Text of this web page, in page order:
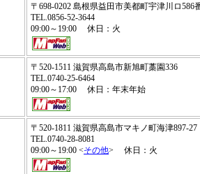
〒698-0202 島根県益田市美都町宇津川ロ
TEL.0856-52-3644
09:00～19:00 休日：火
〒520-1511 滋賀県高島市新旭町藁園336
TEL.0740-25-6464
09:00～17:00 休日：年末年始
〒520-1811 滋賀県高島市マキノ町海津897-
TEL.0740-28-8081
09:00～19:00 <その他> 休日：火